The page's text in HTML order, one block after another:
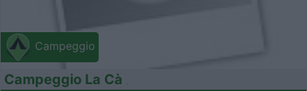
Campeggio
Campeggio La Cà